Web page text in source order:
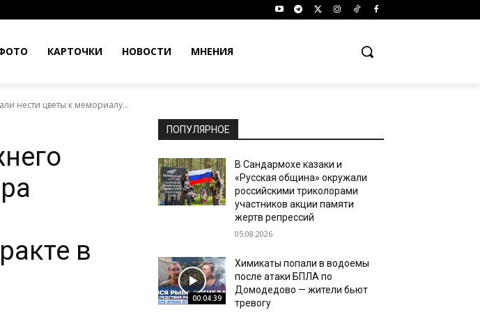
КАРТОЧКИ НОВОСТИ МНЕНИЯ
нести цветы к мемориалу...
в
ПОПУЛЯРНОЕ
В Сандармохе казаки и
«Русская община» окружали
российскими триколорами
участников акции памяти
жертв репрессий
05.08.2026
00:04:39
Химикаты попали в водоемы
после атаки БПЛА по
Домодедово — жители бьют
тревогу